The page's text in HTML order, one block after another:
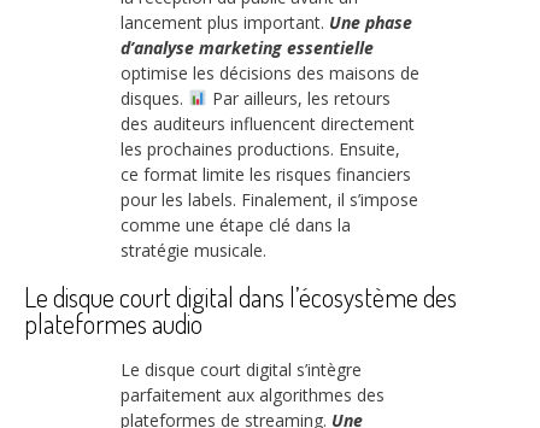
lancement plus important. Une phase
d’analyse marketing essentielle
optimise les décisions des maisons de
disques.
Par ailleurs, les retours
des auditeurs influencent directement
les prochaines productions. Ensuite,
ce format limite les risques financiers
pour les labels. Finalement, il s’impose
comme une étape clé dans la
stratégie musicale.
Le disque court digital dans l’écosystème des
plateformes audio
Le disque court digital s’intègre
parfaitement aux algorithmes des
plateformes de streaming. Une